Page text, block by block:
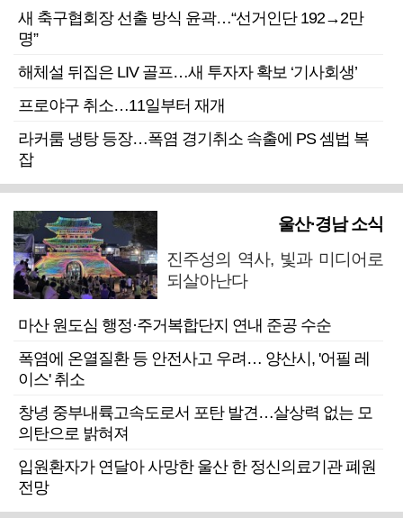
새 축구협회장 선출 방식 윤곽…“선거인단 192→2만
명”
해체설 뒤집은 LIV 골프…새 투자자 확보 ‘기사회생’
프로야구 취소…11일부터 재개
라커룸 냉탕 등장…폭염 경기취소 속출에 PS 셈법 복
잡
울산·경남 소식
진주성의 역사, 빛과 미디어로
되살아난다
마산 원도심 행정·주거복합단지 연내 준공 수순
폭염에 온열질환 등 안전사고 우려… 양산시, '어필 레
이스' 취소
창녕 중부내륙고속도로서 포탄 발견…살상력 없는 모
의탄으로 밝혀져
입원환자가 연달아 사망한 울산 한 정신의료기관 폐원
전망